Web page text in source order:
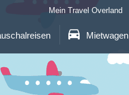
Mietwagen
Mein Travel Overland